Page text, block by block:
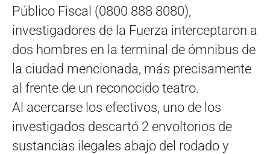
Público Fiscal (0800 888 8080),
investigadores de la Fuerza interceptaron a
dos hombres en la terminal de ómnibus de
la ciudad mencionada, más precisamente
al frente de un reconocido teatro.
Al acercarse los efectivos, uno de los
investigados descartó 2 envoltorios de
sustancias ilegales abajo del rodado y